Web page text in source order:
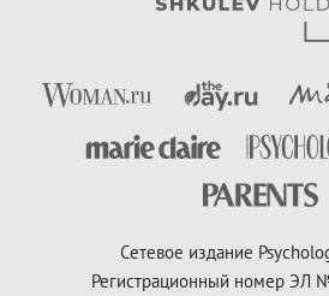
Сетевое издание
Регистрационный номер ЭЛ